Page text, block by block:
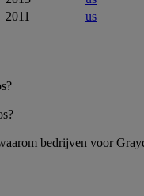
2011 us
bedrijven voor